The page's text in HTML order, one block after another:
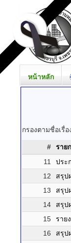
หน้าหลัก
กรองตามชื่อเรื่อ
#
ราย
11
ประ
12
สรุป
13
สรุป
14
สรุป
15
ราย
16
สรุป